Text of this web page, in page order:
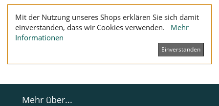
Mit der Nutzung unseres Shops erklären Sie sich damit
einverstanden, dass wir Cookies verwenden.
Mehr
Informationen
Einverstanden
Mehr über...